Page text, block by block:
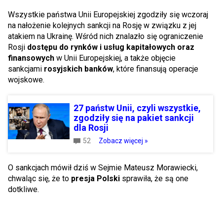
Wszystkie państwa Unii Europejskiej zgodziły się wczoraj
na nałożenie kolejnych sankcji na Rosję w związku z jej
atakiem na Ukrainę. Wśród nich znalazło się ograniczenie
Rosji dostępu do rynków i usług kapitałowych oraz
finansowych w Unii Europejskiej, a także objęcie
sankcjami rosyjskich banków, które finansują operacje
wojskowe.
27 państw Unii, czyli wszystkie,
zgodziły się na pakiet sankcji
dla Rosji
52 Zobacz więcej »
O sankcjach mówił dziś w Sejmie Mateusz Morawiecki,
chwaląc się, że to presja Polski sprawiła, że są one
dotkliwe.